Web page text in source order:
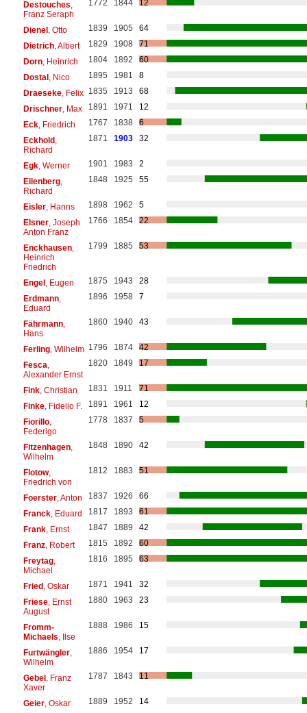
Destouches
Franz Seraph
1772 1844 12
Dienel, Otto 1839 1905
64
Dietrich, Albert 1829 1908
71
Dorn, Heinrich 1804 1892
60
Dostal, Nico 1895 1981
8
Draeseke, Felix 1835 1913
68
Drischner, Max 1891 1971
12
Eck, Friedrich 1767 1838
6
Eckhold,
Richard
1871 1903 32
Egk, Werner 1901 1983
2
Eilenberg,
Richard
1848 1925 55
Eisler, Hanns 1898 1962
5
Elsner, Joseph
Anton Franz
1766 1854 22
Enckhausen,
Heinrich
Friedrich
1799 1885 53
Engel, Eugen 1875 1943
28
Erdmann,
Eduard
1896 1958 7
Fährmann,
Hans
1860 1940 43
Ferling, Wilhelm 1796 1874
42
Fesca
Alexander Ernst
1820 1849 17
Fink, Christian 1831 1911
71
Finke, Fidelio F. 1891 1961
12
Fiorillo,
Federigo
1778 1837 5
Fitzenhagen,
Wilhelm
1848 1890 42
Flotow,
Friedrich von
1812 1883 51
Foerster, Anton 1837 1926
66
Franck, Eduard 1817 1893
61
Frank, Ernst 1847 1889
42
Franz, Robert 1815 1892
60
Freytag,
Michael
1816 1895 63
Fried, Oskar 1871 1941
32
Friese, Ernst
August
1880 1963 23
Fromm-
Michaels , Ilse
1888 1986 15
Furtwängler,
Wilhelm
1886 1954 17
Gebel, Franz
Xaver
1787 1843 11
Geier, Oskar 1889 1952
14